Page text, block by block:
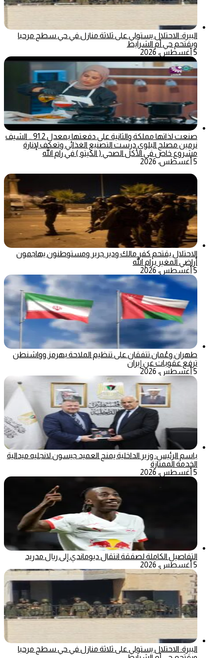
البيرة: الاحتلال يستولي على ثلاثة منازل في حي سطح مرحبا
ويقتحم حي أم الشرايط
5 أغسطس، 2026
صنعت لذاتها مملكة والثانية على دفعتها بمعدل 91.2 .. الشيف
نرمين مصلح البلوي درست التصنيع الغذائي وتعكف لإنارة
مشروع خاص في الأكل الصحي ( الكيتو ) في رام الله
5 أغسطس، 2026
الاحتلال يقتحم كفر مالك ودير جرير ومستوطنون يهاجمون
أراضي المغير برام الله
5 أغسطس، 2026
طهران وعُمان تتفقان على تنظيم الملاحة بهرمز وواشنطن
ترفع عقوبات عن إيران
5 أغسطس، 2026
باسم الرئيس: وزير الداخلية يمنح العميد جيسون لانجليه ميدالية
الخدمة الممتازة
5 أغسطس، 2026
التفاصيل الكاملة لصفقة انتقال ديوماندي إلى ريال مدريد
5 أغسطس، 2026
البيرة: الاحتلال يستولي على ثلاثة منازل في حي سطح مرحبا